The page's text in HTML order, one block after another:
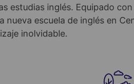
estudias inglés. Equipado
nueva escuela de inglés en
inolvidable.